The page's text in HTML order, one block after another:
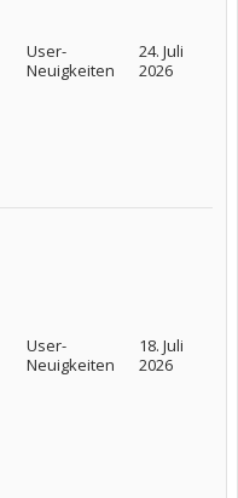
User-
Neuigkeiten
24. Juli
2026
User-
Neuigkeiten
18. Juli
2026